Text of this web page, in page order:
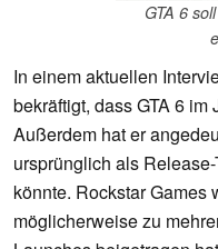
GTA 6
In einem aktuellen
bekräftigt, dass GTA 6
Außerdem hat er
ursprünglich als
könnte. Rockstar Games
möglicherweise zu